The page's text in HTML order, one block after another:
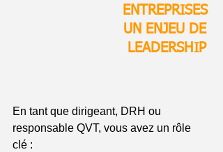
ENTREPRISES
UN ENJEU DE
LEADERSHIP
En tant que dirigeant, DRH ou
responsable QVT, vous avez un rôle
clé :